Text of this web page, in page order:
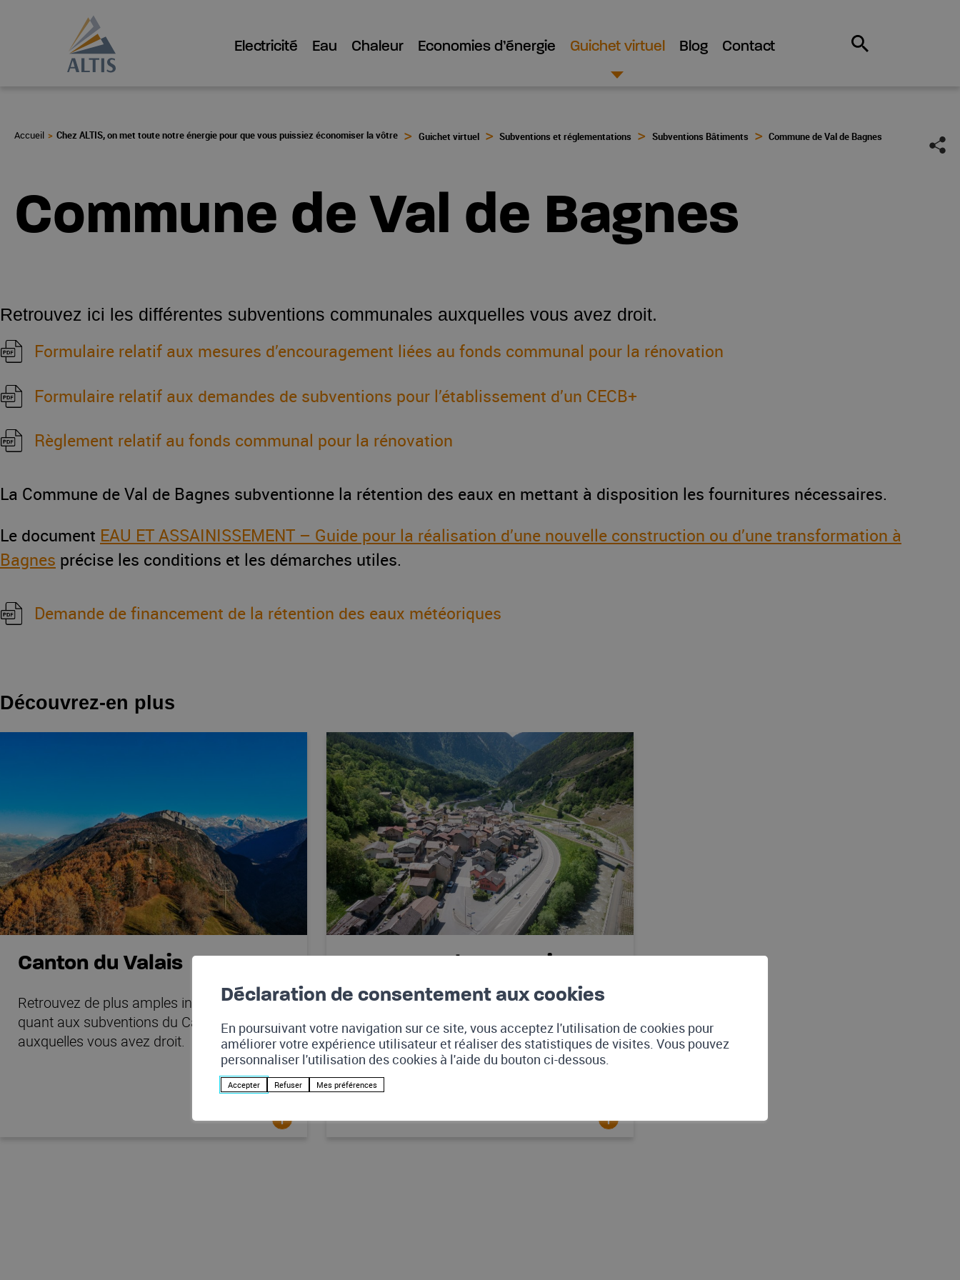
Electricité Eau Chaleur Economies d’énergie Guichet virtuel Blog Contact
Chez ALTIS, on met toute notre énergie pour que vous puissiez économiser la vôtre Guichet virtuel Subventions et réglementations Subventions Bâtiments Commune de Val de Bagnes
Commune de Val de Bagnes
Retrouvez ici les différentes subventions communales auxquelles vous avez droit.
Formulaire relatif aux mesures d’encouragement liées au fonds communal pour la rénovation
Formulaire relatif aux demandes de subventions pour l’établissement d’un CECB+
Règlement relatif au fonds communal pour la rénovation
La Commune de Val de Bagnes subventionne la rétention des eaux en mettant à disposition les fournitures nécessaires.
Le document EAU ET ASSAINISSEMENT – Guide pour la réalisation d’une nouvelle construction ou d’une transformation à
Bagnes précise les conditions et les démarches utiles.
Demande de financement de la rétention des eaux météoriques
Découvrez-en plus
Canton du Valais
Retrouvez de plus amples informations
quant aux subventions du Canton du Valais
auxquelles vous avez droit.
Retrouvez ici les informations relatives aux
subventions de la Commune de Bovernier.
Déclaration de consentement aux cookies
En poursuivant votre navigation sur ce site, vous acceptez l'utilisation de cookies pour
améliorer votre expérience utilisateur et réaliser des statistiques de visites. Vous pouvez
personnaliser l'utilisation des cookies à l'aide du bouton ci-dessous.
Accepter Refuser Mes préférences